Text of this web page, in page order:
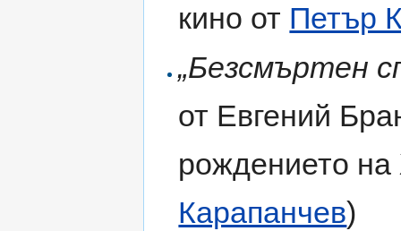
кино от Петър
„Безсмъртен
от Евгений
рождението
Карапанчев)